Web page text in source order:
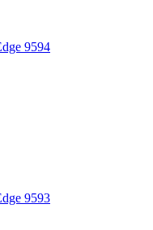
9594
9593